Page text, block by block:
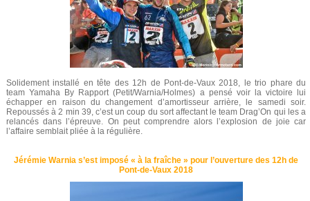
Solidement installé en tête des 12h de Pont-de-Vaux 2018, le trio phare du
team Yamaha By Rapport (Petit/Warnia/Holmes) a pensé voir la victoire lui
échapper en raison du changement d’amortisseur arrière, le samedi soir.
Repoussés à 2 min 39, c’est un coup du sort affectant le team Drag’On qui les a
relancés dans l’épreuve. On peut comprendre alors l’explosion de joie car
l’affaire semblait pliée à la régulière.
Jérémie Warnia s’est imposé « à la fraîche » pour l’ouverture des 12h de
Pont-de-Vaux 2018